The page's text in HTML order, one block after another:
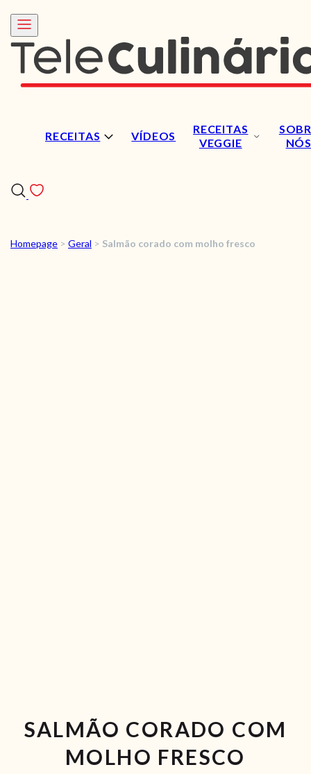
RECEITAS VÍDEOS
RECEITAS
VEGGIE
NÓS
RECEITAS
Homepage > Geral > Salmão corado com molho fresco
SALMÃO CORADO COM
MOLHO FRESCO